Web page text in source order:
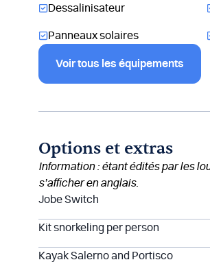
Dessalinisateur
Panneaux solaires
Voir tous les équipements
Options et extras
Information : étant édités par les
s’afficher en anglais.
Jobe Switch
Kit snorkeling per person
Kayak Salerno and Portisco